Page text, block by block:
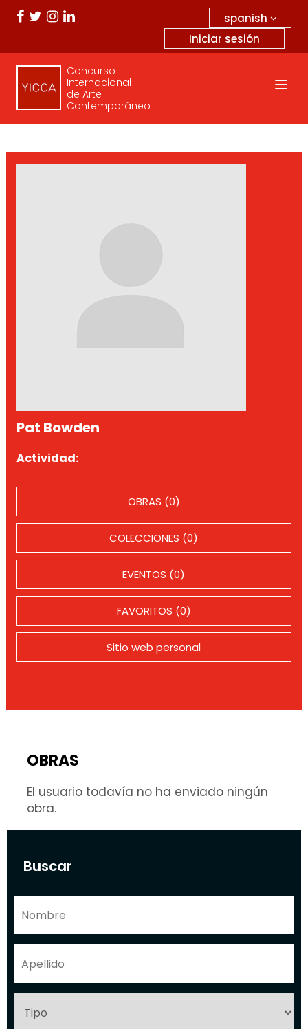
spanish
Iniciar sesión
Concurso
Internacional
de Arte
Contemporáneo
Buscar
Pat Bowden
Actividad:
OBRAS (0)
COLECCIONES (0)
EVENTOS (0)
FAVORITOS (0)
Sitio web personal
OBRAS
El usuario todavía no ha enviado ningún
obra.